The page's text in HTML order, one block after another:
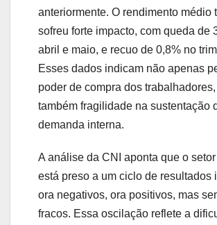
anteriormente. O rendimento médio
sofreu forte impacto, com queda de
abril e maio, e recuo de 0,8% no
Esses dados indicam não apenas
poder de compra dos
também fragilidade na sustentação
demanda interna.
A análise da CNI aponta que o setor
está preso a um ciclo de resultados
ora negativos, ora positivos, mas
fracos. Essa oscilação reflete a